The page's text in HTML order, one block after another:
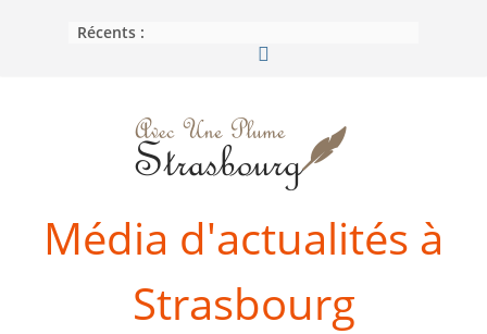
Récents :
Média d'actualités à
Strasbourg